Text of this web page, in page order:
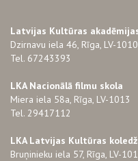
Latvijas Kultūras
Dzirnavu iela 46, Rīga, LV-1010
Tel. 67243393
LKA Nacionālā filmu skola
Miera iela 58a, Rīga, LV-1013
Tel. 29417112
LKA Latvijas Kultūras
Bruņinieku iela 57, Rīga, LV-